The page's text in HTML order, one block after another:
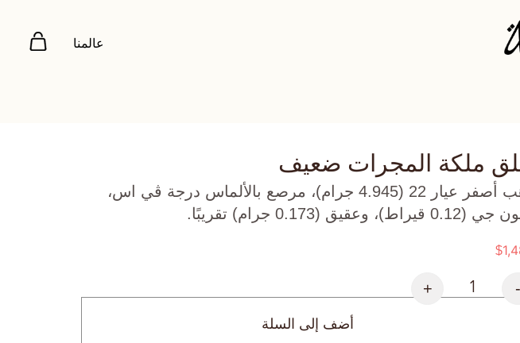
عالمنا
ملكة المجرات ضعيف
ذهب أصفر عيار 22 (4.945 جرام)، مرصع بالألماس درجة ڤي اس،
(0.12 قيراط)، وعقيق (0.173 جرام) تقريبًا.
$
-
+
أضف إلى السلة